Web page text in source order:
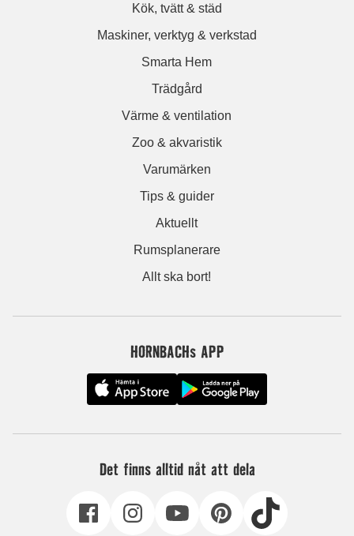
Kök, tvätt & städ
Maskiner, verktyg & verkstad
Smarta Hem
Trädgård
Värme & ventilation
Zoo & akvaristik
Varumärken
Tips & guider
Aktuellt
Rumsplanerare
Allt ska bort!
HORNBACHs APP
Det finns alltid nåt att dela